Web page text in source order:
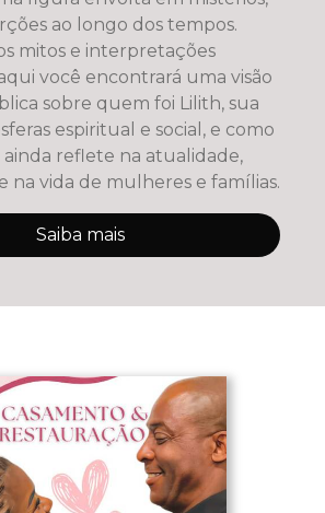
ao longo dos tempos.
mitos e interpretações
você encontrará uma visão
sobre quem foi Lilith, sua
espiritual e social, e como
reflete na atualidade,
na vida de mulheres e famílias.
Saiba mais